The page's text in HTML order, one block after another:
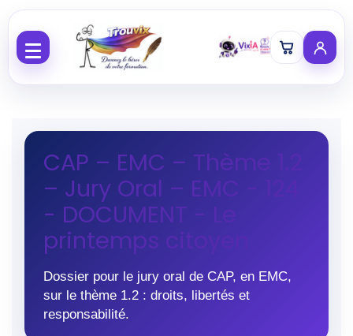
CAP – EMC – Thème 1.2
– Jury Oral – EMC - 124
- DOCUMENT - Le
printemps citoyen
Dossier pour le jury oral de CAP, en EMC,
sur le thème 1.2 : droits, libertés et
responsabilité.